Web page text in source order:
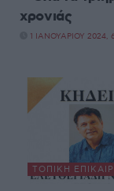
χρονιάς
1 ΙΑΝΟΥΑΡΊΟΥ 2024,
ΤΟΠΙΚΉ